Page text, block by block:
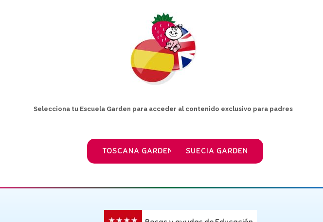
Selecciona tu Escuela Garden para acceder al contenido exclusivo para padres
TOSCANA GARDEN SUECIA GARDEN